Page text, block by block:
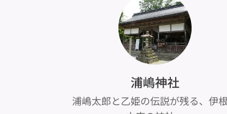
浦嶋神社
浦嶋太郎と乙姫の伝説が残る、伊